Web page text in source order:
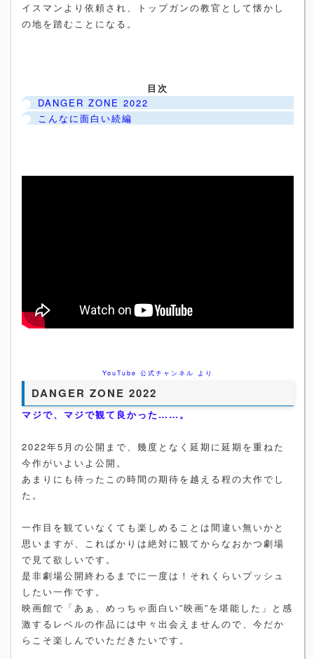
イスマンより依頼され、トップガンの教官として懐かし
の地を踏むことになる。
目次
DANGER ZONE 2022
こんなに面白い続編
YouTube 公式チャンネル より
DANGER ZONE 2022
マジで、マジで観て良かった……。
2022年5月の公開まで、幾度となく延期に延期を重ねた
今作がいよいよ公開。
あまりにも待ったこの時間の期待を越える程の大作でし
た。
一作目を観ていなくても楽しめることは間違い無いかと
思いますが、こればかりは絶対に観てからなおかつ劇場
で見て欲しいです。
是非劇場公開終わるまでに一度は！それくらいプッシュ
したい一作です。
映画館で「あぁ、めっちゃ面白い”映画”を堪能した」と感
激するレベルの作品には中々出会えませんので、今だか
らこそ楽しんでいただきたいです。